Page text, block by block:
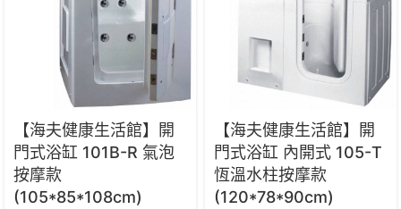
【海夫健康生活館】開
門式浴缸 101B-R 氣泡
按摩款
(105*85*108cm)
【海夫健康生活館】開
門式浴缸 內開式 105-T
恆溫水柱按摩款
(120*78*90cm)